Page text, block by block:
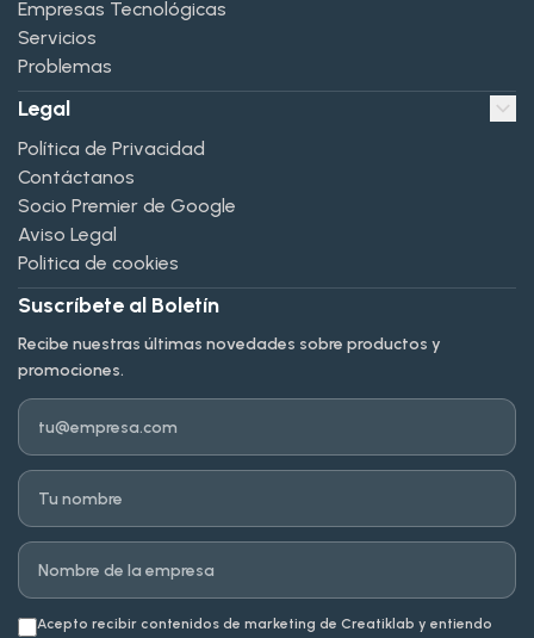
Empresas Tecnológicas
Servicios
Problemas
Legal
Política de Privacidad
Contáctanos
Socio Premier de Google
Aviso Legal
Politica de cookies
Suscríbete al Boletín
Recibe nuestras últimas novedades sobre productos y
promociones.
Email
Nombre
Empresa
Acepto recibir contenidos de marketing de Creatiklab y entiendo